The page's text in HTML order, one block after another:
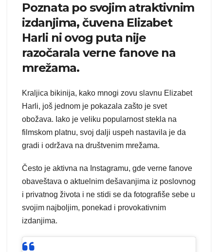
Poznata po svojim atraktivnim
izdanjima, čuvena Elizabet
Harli ni ovog puta nije
razočarala verne fanove na
mrežama.
Kraljica bikinija, kako mnogi zovu slavnu Elizabet
Harli, još jednom je pokazala zašto je svet
obožava. Iako je veliku popularnost stekla na
filmskom platnu, svoj dalji uspeh nastavila je da
gradi i održava na društvenim mrežama.
Često je aktivna na Instagramu, gde verne fanove
obaveštava o aktuelnim dešavanjima iz poslovnog
i privatnog života i ne stidi se da fotografiše sebe u
svojim najboljim, ponekad i provokativnim
izdanjima.